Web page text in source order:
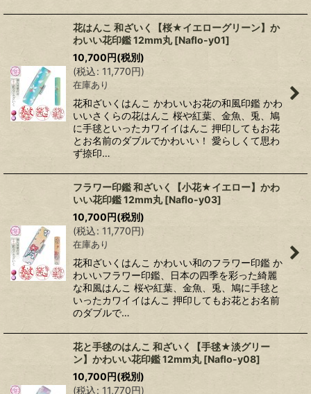
花はんこ 和ざいく【桜★イエローグリーン】か
わいい花印鑑 12mm丸 [Naflo-y01]
10,700円(税別)
(税込: 11,770円)
在庫あり
花和ざいくはんこ かわいいお花の和風印鑑 かわ
いいさくらの花はんこ 桜や紅葉、金魚、兎、鳩
に手毬といったカワイイはんこ 押印してもお花
とお名前のダブルでかわいい！ 愛らしくて思わ
ず捺印…
フラワー印鑑 和ざいく【小花★イエロー】かわ
いい花印鑑 12mm丸 [Naflo-y03]
10,700円(税別)
(税込: 11,770円)
在庫あり
花和ざいくはんこ かわいい和のフラワー印鑑 か
わいいフラワー印鑑、日本の四季を彩った綺麗
な和風はんこ 桜や紅葉、金魚、兎、鳩に手毬と
いったカワイイはんこ 押印してもお花とお名前
のダブルで…
花と手毬のはんこ 和ざいく【手毬★淡グリー
ン】かわいい花印鑑 12mm丸 [Naflo-y08]
10,700円(税別)
(税込: 11,770円)